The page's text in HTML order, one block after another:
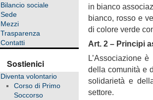
Bilancio sociale
Sede
Mezzi
Trasparenza
Contatti
Sostienici
Diventa volontario
Corso di Primo
Soccorso
in bianco
bianco, rosso e
di colore verde
Art. 2 – Principi
L’Associazione
della comunità e
solidarietà e
settore.